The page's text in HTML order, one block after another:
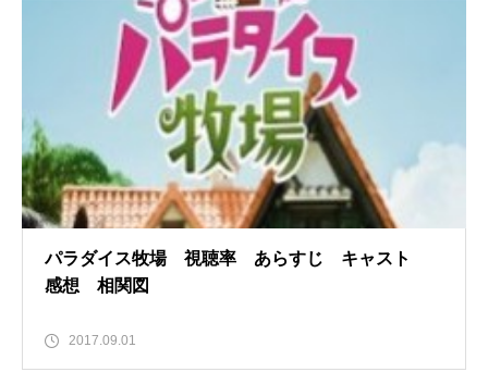
パラダイス牧場 視聴率 あらすじ キャスト
感想 相関図
2017.09.01